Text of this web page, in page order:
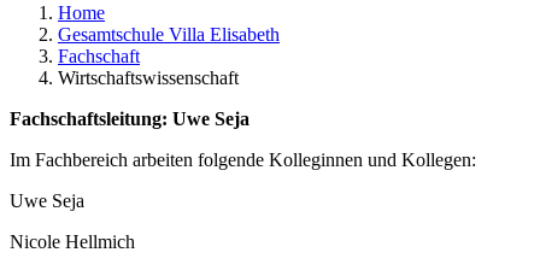
Home
Gesamtschule Villa Elisabeth
Fachschaft
Wirtschaftswissenschaft
Fachschaftsleitung: Uwe Seja
Im Fachbereich arbeiten folgende Kolleginnen und Kollegen:
Uwe Seja
Nicole Hellmich